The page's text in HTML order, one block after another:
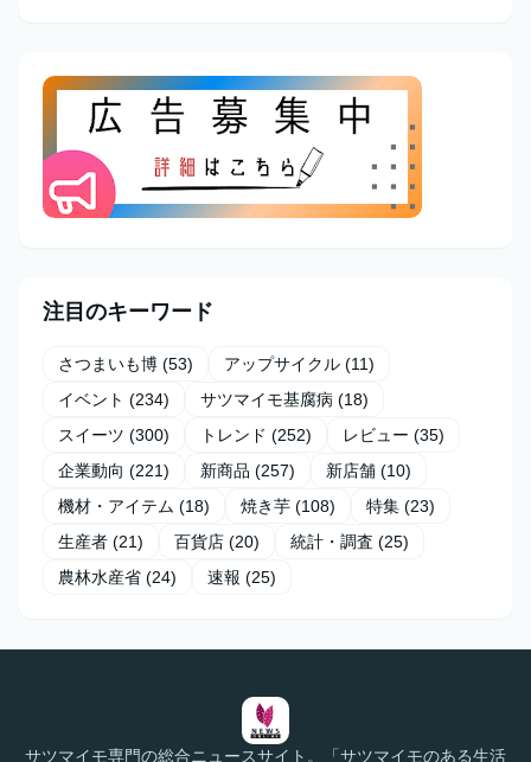
注目のキーワード
さつまいも博 (53) アップサイクル (11)
イベント (234) サツマイモ基腐病 (18)
スイーツ (300) トレンド (252) レビュー (35)
企業動向 (221) 新商品 (257) 新店舗 (10)
機材・アイテム (18) 焼き芋 (108) 特集 (23)
生産者 (21) 百貨店 (20) 統計・調査 (25)
農林水産省 (24) 速報 (25)
サツマイモ専門の総合ニュースサイト。「サツマイモのある生活